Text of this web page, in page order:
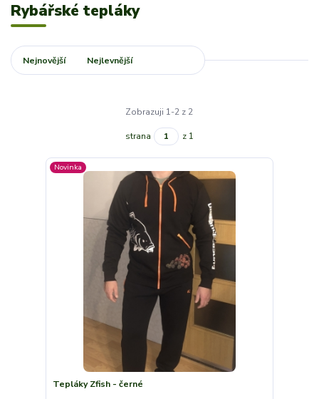
Rybářské tepláky
Nejnovější Nejlevnější
Zobrazuji 1-2 z 2
strana z 1
Novinka
Tepláky Zfish - černé